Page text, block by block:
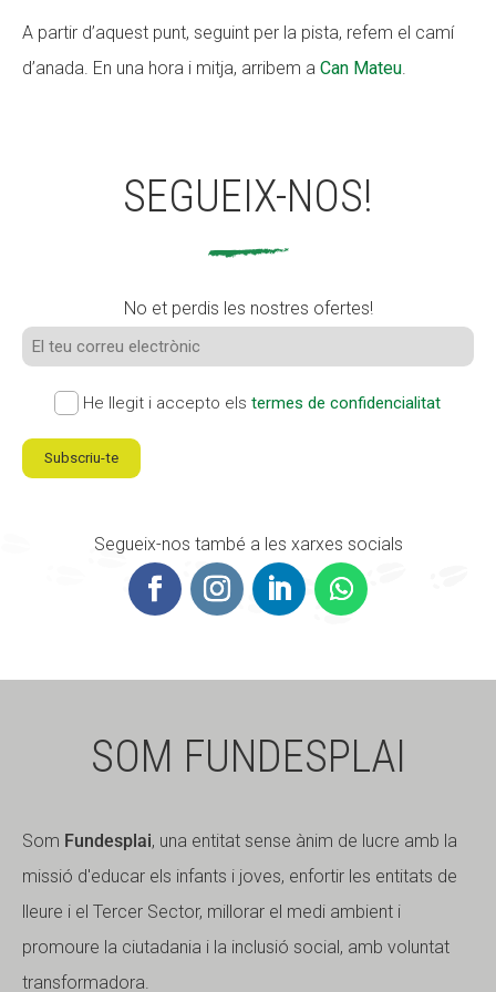
A partir d’aquest punt, seguint per la pista, refem el camí
d’anada. En una hora i mitja, arribem a Can Mateu.
SEGUEIX-NOS!
No et perdis les nostres ofertes!
He llegit i accepto els termes de confidencialitat
Subscriu-te
Segueix-nos també a les xarxes socials
SOM FUNDESPLAI
Som Fundesplai, una entitat sense ànim de lucre amb la
missió d'educar els infants i joves, enfortir les entitats de
lleure i el Tercer Sector, millorar el medi ambient i
promoure la ciutadania i la inclusió social, amb voluntat
transformadora.